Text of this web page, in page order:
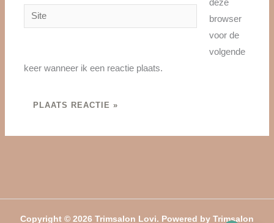
Site
deze
browser
voor de
volgende
keer wanneer ik een reactie plaats.
Copyright © 2026 Trimsalon Lovi. Powered by Trimsalon